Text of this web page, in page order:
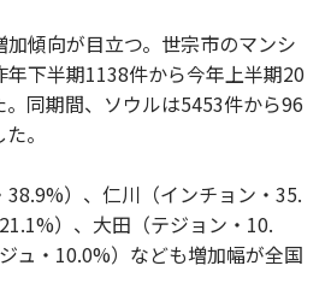
傾向が目立つ。世宗市のマンシ
年下半期1138件から今年上半期20
同期間、ソウルは5453件から96
。
）、仁川（インチョン・35.
）、大田（テジョン・10.
ュ・10.0%）なども増加幅が全国